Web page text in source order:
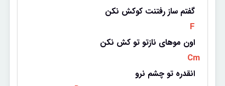
گفتم ساز رفتنت کوکش نکن
F
اون موهای نازتو تو کش نکن
Cm
انقدره تو چشم نرو